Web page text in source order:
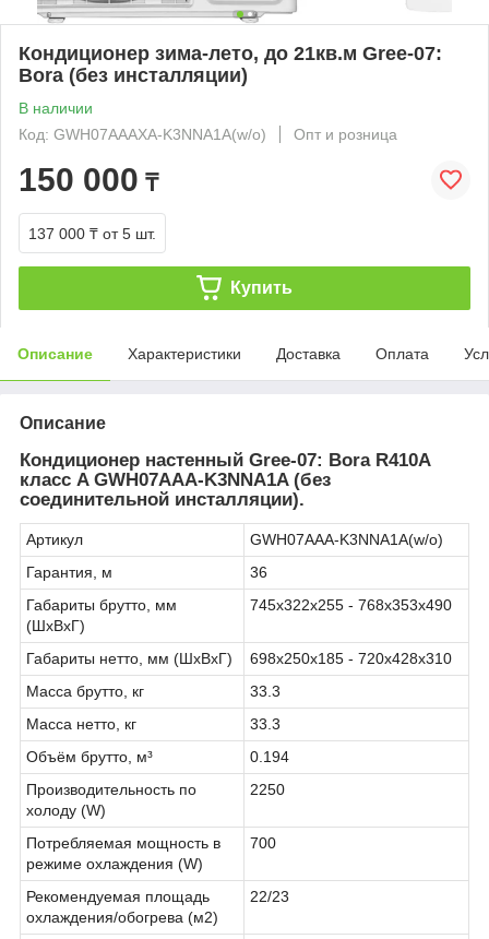
Кондиционер зима-лето, до 21кв.м Gree-07:
Bora (без инсталляции)
В наличии
Код: GWH07AAAXA-K3NNA1A(w/o)
Опт и розница
150 000 ₸
137 000 ₸ от 5 шт.
Купить
Описание Характеристики Доставка Оплата
Описание
Кондиционер настенный Gree-07: Bora R410A
класс A GWH07AAA-K3NNA1A (без
соединительной инсталляции).
Артикул
GWH07AAA-K3NNA1A(w/o)
Гарантия, м
36
Габариты брутто, мм
(ШxВxГ)
745х322х255 - 768х353х490
Габариты нетто, мм (ШxВxГ)
698х250х185 - 720х428х310
Масса брутто, кг
33.3
Масса нетто, кг
33.3
Объём брутто, м³
0.194
Производительность по
холоду (W)
2250
Потребляемая мощность в
режиме охлаждения (W)
700
Рекомендуемая площадь
охлаждения/обогрева (м2)
22/23